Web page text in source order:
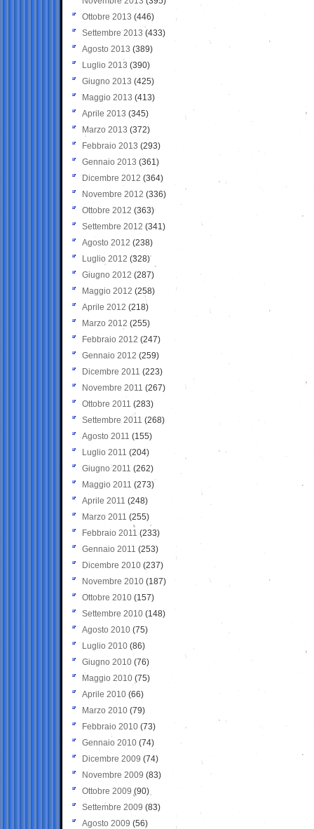
Ottobre 2013 (446)
Settembre 2013 (433)
Agosto 2013 (389)
Luglio 2013 (390)
Giugno 2013 (425)
Maggio 2013 (413)
Aprile 2013 (345)
Marzo 2013 (372)
Febbraio 2013 (293)
Gennaio 2013 (361)
Dicembre 2012 (364)
Novembre 2012 (336)
Ottobre 2012 (363)
Settembre 2012 (341)
Agosto 2012 (238)
Luglio 2012 (328)
Giugno 2012 (287)
Maggio 2012 (258)
Aprile 2012 (218)
Marzo 2012 (255)
Febbraio 2012 (247)
Gennaio 2012 (259)
Dicembre 2011 (223)
Novembre 2011 (267)
Ottobre 2011 (283)
Settembre 2011 (268)
Agosto 2011 (155)
Luglio 2011 (204)
Giugno 2011 (262)
Maggio 2011 (273)
Aprile 2011 (248)
Marzo 2011 (255)
Febbraio 2011 (233)
Gennaio 2011 (253)
Dicembre 2010 (237)
Novembre 2010 (187)
Ottobre 2010 (157)
Settembre 2010 (148)
Agosto 2010 (75)
Luglio 2010 (86)
Giugno 2010 (76)
Maggio 2010 (75)
Aprile 2010 (66)
Marzo 2010 (79)
Febbraio 2010 (73)
Gennaio 2010 (74)
Dicembre 2009 (74)
Novembre 2009 (83)
Ottobre 2009 (90)
Settembre 2009 (83)
Agosto 2009 (56)